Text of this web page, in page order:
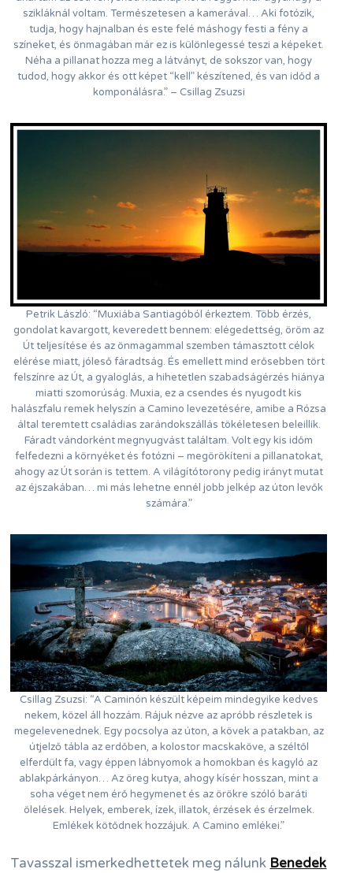
szikláknál voltam. Természetesen a kamerával… Aki fotózik,
tudja, hogy hajnalban és este felé máshogy festi a fény a
színeket, és önmagában már ez is különlegessé teszi a képeket.
Néha a pillanat hozza meg a látványt, de sokszor van, hogy
tudod, hogy akkor és ott képet “kell” készítened, és van időd a
komponálásra.” – Csillag Zsuzsi
Petrik László: “Muxiába Santiagóból érkeztem. Több érzés,
gondolat kavargott, keveredett bennem: elégedettség, öröm az
Út teljesítése és az önmagammal szemben támasztott célok
elérése miatt, jóleső fáradtság. És emellett mind erősebben tört
felszínre az Út, a gyaloglás, a hihetetlen szabadságérzés hiánya
miatti szomorúság. Muxia, ez a csendes és nyugodt kis
halászfalu remek helyszín a Camino levezetésére, amibe a Rózsa
által teremtett családias zarándokszállás tökéletesen beleillik.
Fáradt vándorként megnyugvást találtam. Volt egy kis időm
felfedezni a környéket és fotózni – megörökíteni a pillanatokat,
ahogy az Út során is tettem. A világítótorony pedig irányt mutat
az éjszakában… mi más lehetne ennél jobb jelkép az úton levők
számára.”
Csillag Zsuzsi: “A Caminón készült képeim mindegyike kedves
nekem, közel áll hozzám. Rájuk nézve az apróbb részletek is
megelevenednek. Egy pocsolya az úton, a kövek a patakban, az
útjelző tábla az erdőben, a kolostor macskaköve, a széltől
elferdült fa, vagy éppen lábnyomok a homokban és kagyló az
ablakpárkányon… Az öreg kutya, ahogy kísér hosszan, mint a
soha véget nem érő hegymenet és az örökre szóló baráti
ölelések. Helyek, emberek, ízek, illatok, érzések és érzelmek.
Emlékek kötődnek hozzájuk. A Camino emlékei.”
Tavasszal ismerkedhettetek meg nálunk Benedek